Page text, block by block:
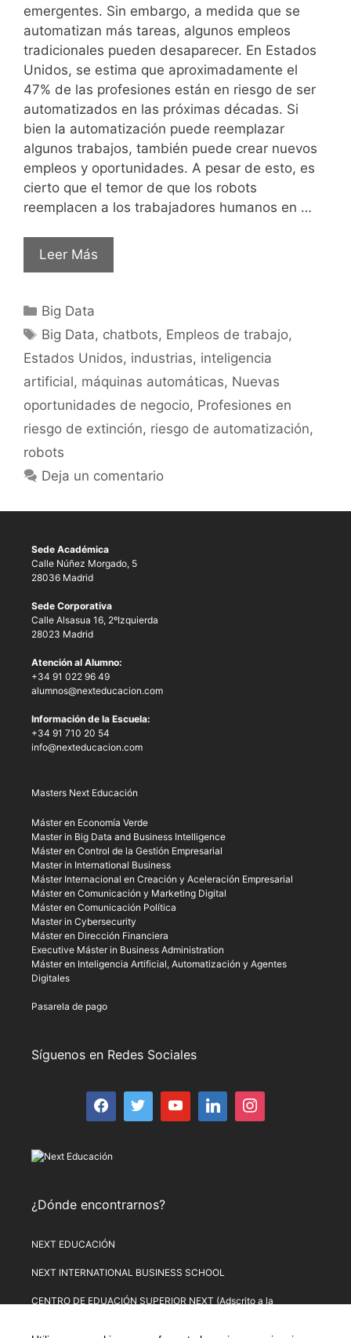
emergentes. Sin embargo, a medida que se
automatizan más tareas, algunos empleos
tradicionales pueden desaparecer. En Estados
Unidos, se estima que aproximadamente el
47% de las profesiones están en riesgo de ser
automatizados en las próximas décadas. Si
bien la automatización puede reemplazar
algunos trabajos, también puede crear nuevos
empleos y oportunidades. A pesar de esto, es
cierto que el temor de que los robots
reemplacen a los trabajadores humanos en …
Leer Más
Big Data
Big Data, chatbots, Empleos de trabajo,
Estados Unidos, industrias, inteligencia
artificial, máquinas automáticas, Nuevas
oportunidades de negocio, Profesiones en
riesgo de extinción, riesgo de automatización,
robots
Deja un comentario
Sede Académica
Calle Núñez Morgado, 5
28036 Madrid
Sede Corporativa
Calle Alsasua 16, 2ºIzquierda
28023 Madrid
Atención al Alumno:
+34 91 022 96 49
alumnos@nexteducacion.com
Información de la Escuela:
+34 91 710 20 54
info@nexteducacion.com
Masters Next Educación
Máster en Economía Verde
Master in Big Data and Business Intelligence
Máster en Control de la Gestión Empresarial
Master in International Business
Máster Internacional en Creación y Aceleración Empresarial
Máster en Comunicación y Marketing Digital
Máster en Comunicación Política
Master in Cybersecurity
Máster en Dirección Financiera
Executive Máster in Business Administration
Máster en Inteligencia Artificial, Automatización y Agentes
Digitales
Pasarela de pago
Síguenos en Redes Sociales
¿Dónde encontrarnos?
NEXT EDUCACIÓN
NEXT INTERNATIONAL BUSINESS SCHOOL
CENTRO DE EDUACIÓN SUPERIOR NEXT (Adscrito a la